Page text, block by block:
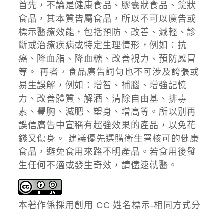
首先，不論是健康食品、膠囊狀食品、錠狀
食品，其本質皆屬食品，所以不可以廣告或
標示醫療效能，包括預防、改善、減輕、診
斷或治療疾病或特定生理情形，例如：抗
癌、降血脂、降血糖、改善視力、預防感冒
等。 再者，食品廣告詞句也不可涉及誇張或
易生誤解，例如：增智、補腦、增強記憶
力、改善體質、解酒、清除自由基、排毒
素、豐胸、減肥、塑身、增高等。所以別再
誤信廣告中宣稱有超強效果的產品，以免花
錢又傷身。 建議優先選購衛生署核可的健康
食品，避免食用來路不明產品。若食用後發
生任何不適或發生奇效，請儘速就醫。
本著作係採用 創用 CC 姓名標示-相同方式分